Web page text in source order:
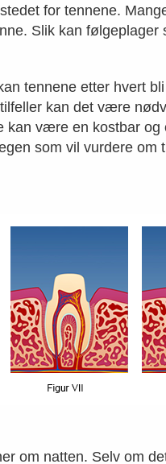
for tennene.
Slik kan
tennene etter hvert
kan det være
kan være en kostbar
som vil vurdere om
om natten. Selv om